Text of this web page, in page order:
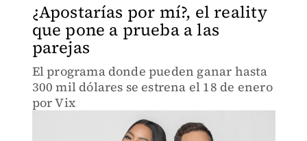
¿Apostarías por mí?, el reality
que pone a prueba a las
parejas
El programa donde pueden ganar hasta
300 mil dólares se estrena el 18 de enero
por Vix